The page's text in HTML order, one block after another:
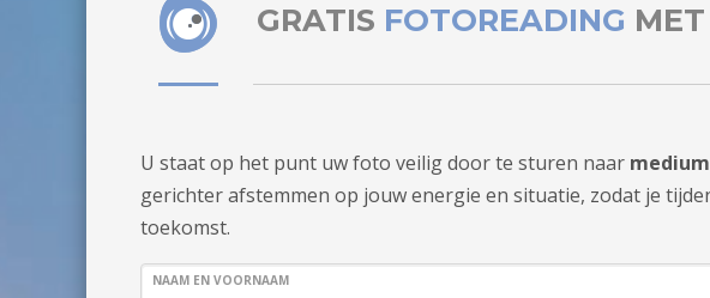
GRATIS FOTOREADING
U staat op het punt uw foto veilig door te sturen naar
gerichter afstemmen op jouw energie en situatie, zodat je
toekomst.
NAAM EN VOORNAAM